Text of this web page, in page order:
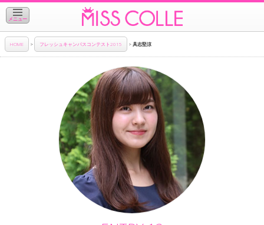
メニュー
HOME > フレッシュキャンパスコンテスト2015 >具志堅涼